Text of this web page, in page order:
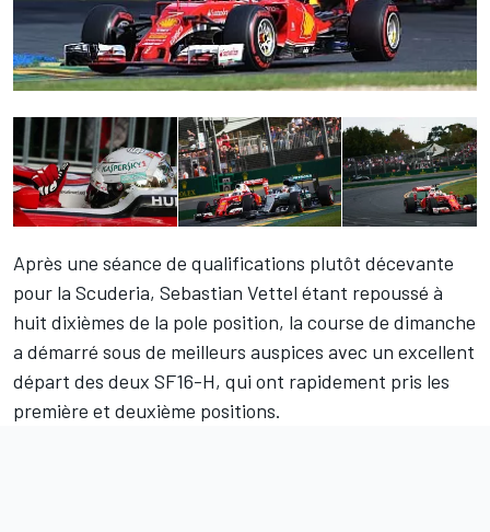
Après une séance de qualifications plutôt décevante
pour la Scuderia, Sebastian Vettel étant repoussé à
huit dixièmes de la pole position, la course de dimanche
a démarré sous de meilleurs auspices avec un excellent
départ des deux SF16-H, qui ont rapidement pris les
première et deuxième positions.